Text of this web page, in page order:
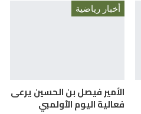
أخبار رياضية
الأمير فيصل بن الحسين يرعى
فعالية اليوم الأولمبي